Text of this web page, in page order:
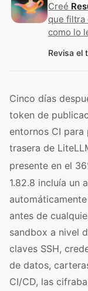
Creé
que filtra
como lo
Revisa el
Cinco días
token de
entornos CI
trasera de
presente en el
1.82.8 incluía un
antes de
sandbox a nivel
claves SSH,
de datos,
CI/CD, las